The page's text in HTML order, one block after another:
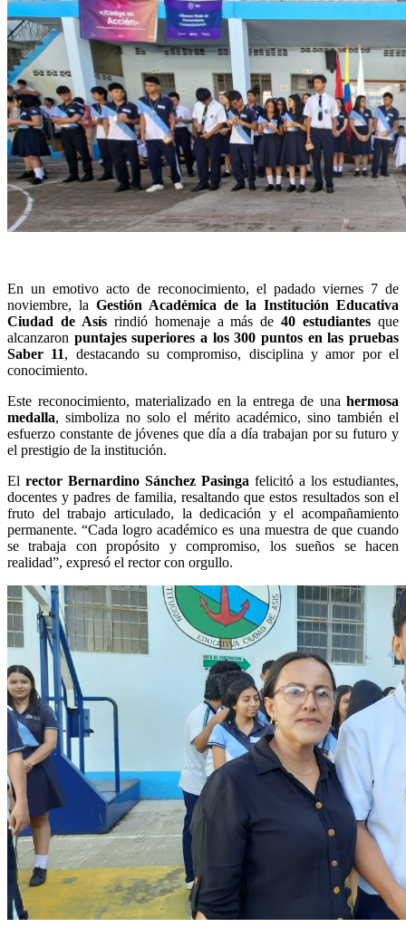
En un emotivo acto de reconocimiento, el padado viernes 7 de
noviembre, la Gestión Académica de la Institución Educativa
Ciudad de Asísrindió homenaje a más de40 estudiantes que
alcanzaron puntajes superiores a los 300 puntos en las pruebas
Saber 11, destacando su compromiso, disciplina y amor por el
conocimiento.
Este reconocimiento, materializado en la entrega de una hermosa
medalla, simboliza no solo el mérito académico, sino también el
esfuerzo constante de jóvenes que día a día trabajan por su futuro y
el prestigio de la institución.
El rector Bernardino Sánchez Pasinga felicitó a los estudiantes,
docentes y padres de familia, resaltando que estos resultados son el
fruto del trabajo articulado, la dedicación y el acompañamiento
permanente. “Cada logro académico es una muestra de que cuando
se trabaja con propósito y compromiso, los sueños se hacen
realidad”, expresó el rector con orgullo.